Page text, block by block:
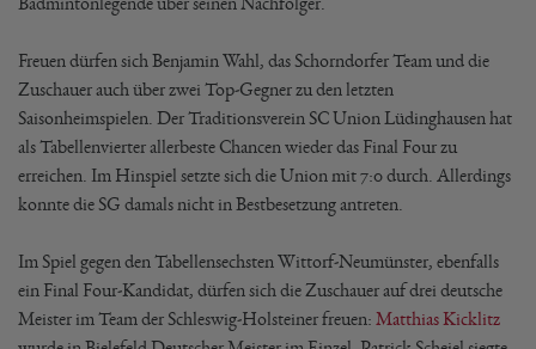
Freuen dürfen sich Benjamin Wahl, das Schorndorfer Team und die
Zuschauer auch über zwei Top-Gegner zu den letzten
Saisonheimspielen. Der Traditionsverein SC Union Lüdinghausen hat
als Tabellenvierter allerbeste Chancen wieder das Final Four zu
erreichen. Im Hinspiel setzte sich die Union mit 7:0 durch. Allerdings
konnte die SG damals nicht in Bestbesetzung antreten.
Im Spiel gegen den Tabellensechsten Wittorf-Neumünster, ebenfalls
ein Final Four-Kandidat, dürfen sich die Zuschauer auf drei deutsche
Meister im Team der Schleswig-Holsteiner freuen: Matthias Kicklitz